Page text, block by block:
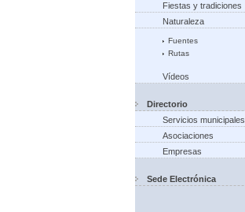
Fiestas y tradiciones
Naturaleza
Fuentes
Rutas
Vídeos
Directorio
Servicios municipales
Asociaciones
Empresas
Sede Electrónica